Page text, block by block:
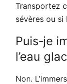
Transportez
sévères ou si
Puis‑je
l’eau
Non.